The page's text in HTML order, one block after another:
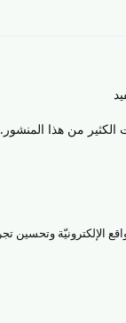
الكثير من هذا المنشور.